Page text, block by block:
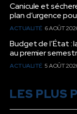
Canicule et
plan d’urgence
ACTUALITÉ 6 AOÛT
Budget de l’État :
au premier
ACTUALITÉ 5 AOÛT
LES PLUS